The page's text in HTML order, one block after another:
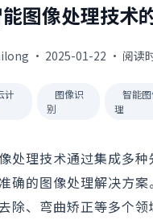
图像处理技术
· 2025-01-22 · 阅读
计
图像识
别
智能
理
处理技术通过集成多
确的图像处理解决方
除、弯曲矫正等多个